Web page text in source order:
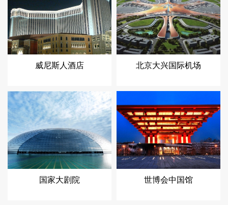
威尼斯人酒店 北京大兴国际机场
国家大剧院 世博会中国馆